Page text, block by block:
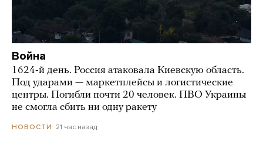
Война
1624-й день. Россия атаковала Киевскую область.
Под ударами — маркетплейсы и логистические
центры. Погибли почти 20 человек. ПВО Украины
не смогла сбить ни одну ракету
НОВОСТИ 21 час назад